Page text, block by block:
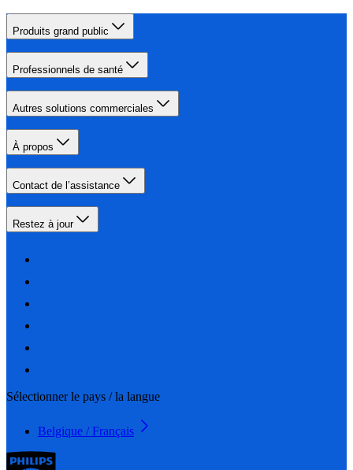
Produits grand public
Professionnels de santé
Autres solutions commerciales
À propos
Contact de l’assistance
Restez à jour
Sélectionner le pays / la langue
Belgique / Français